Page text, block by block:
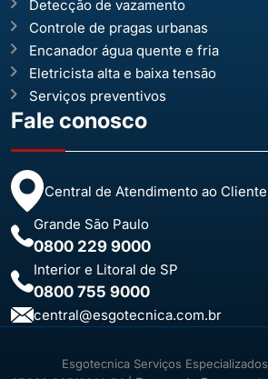
Detecção de vazamento
Controle de pragas urbanas
Encanador água quente e fria
Eletricista alta e baixa tensão
Serviços preventivos
Fale conosco
Central de Atendimento ao
Grande São Paulo
0800 229 9000
Interior e Litoral de SP
0800 755 9000
central@esgotecnica.com.br
Esgotecnica Serviços